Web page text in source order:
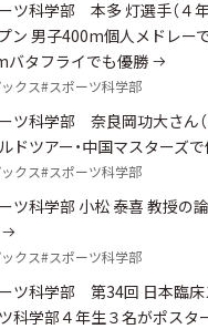
ツ科学部 本多 灯選手（４年
ン 男子400m個人メドレ
バタフライでも優勝
クス#スポーツ科学部
ツ科学部 奈良岡功大さん
ドツアー・中国マスターズ
クス#スポーツ科学部
ツ科学部 小松 泰喜 教授の
クス#スポーツ科学部
ツ科学部 第34回 日本臨床
科学部４年生３名がポスタ